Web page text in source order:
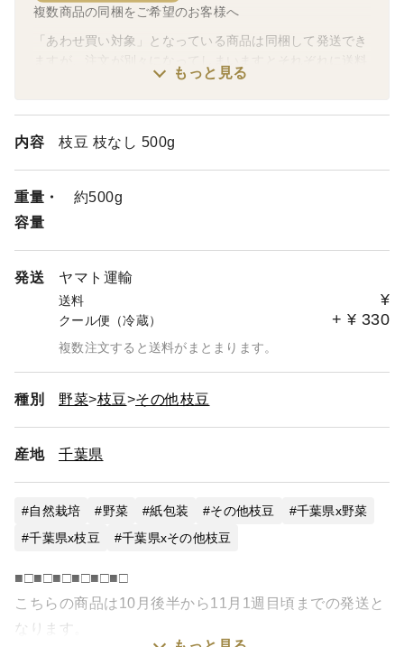
複数商品の同梱をご希望のお客様へ
「あわせ買い対象」となっている商品は同梱して発送でき
がかかってしまいます。同梱希望の場合は1回の注文にま
「あわせ買い対象」以外の商品の同梱は、《ご注文の前
に》お問い合わせください。
「もち麦」再販いたしました。
もっと見る
内容 枝豆 枝なし 500g
重量・
容量
約500g
発送 ヤマト運輸
送料 ¥
クール便（冷蔵） + ¥ 330
複数注文すると送料がまとまります。
種別 野菜 枝豆 その他枝豆
産地 千葉県
自然栽培 野菜 紙包装 その他枝豆
千葉県x野菜
千葉県x枝豆
千葉県xその他枝豆
■□■□■□■□■□■□
こちらの商品は10月後半から11月1週目頃までの発送と
なります。